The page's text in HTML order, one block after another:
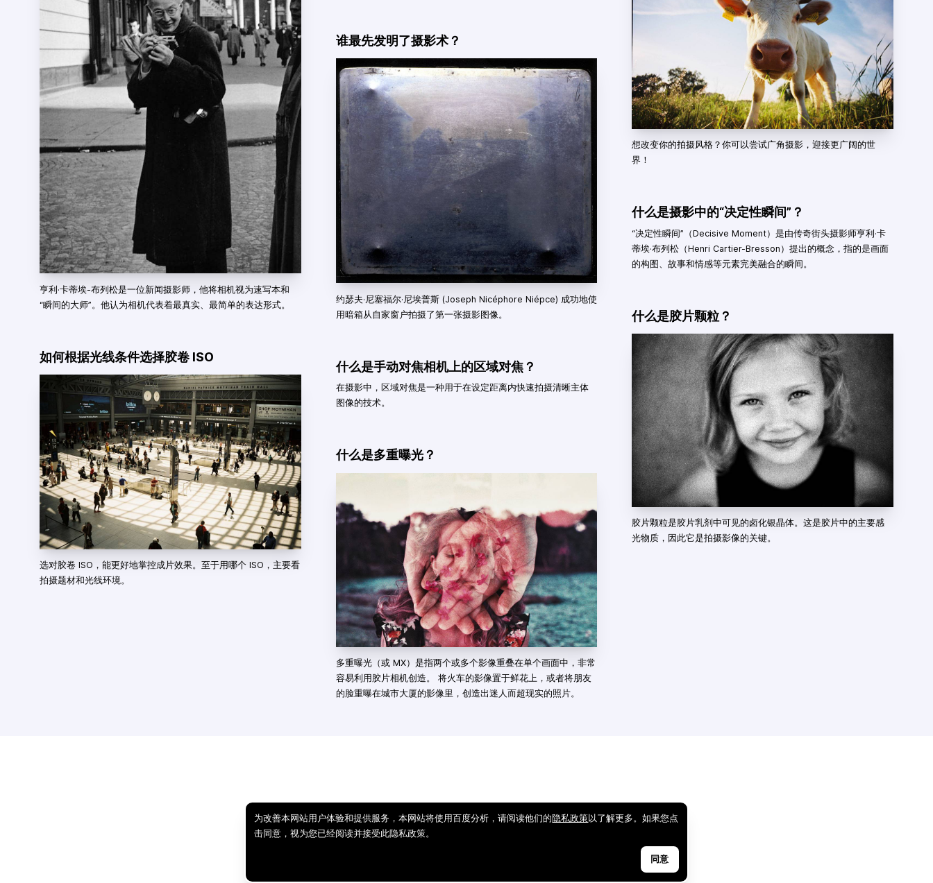
亨利·卡蒂埃-布列松是一位新闻摄影师，他将相机视为速写本和
“瞬间的大师”。他认为相机代表着最真实、最简单的表达形式。
想改变你的拍摄风格？你可以尝试广角摄影，迎接更广阔的世
界！
谁最先发明了摄影术？
约瑟夫·尼塞福尔·尼埃普斯 (Joseph Nicéphore Niépce) 成功地使
用暗箱从自家窗户拍摄了第一张摄影图像。
什么是摄影中的“决定性瞬间”？
“决定性瞬间”（Decisive Moment）是由传奇街头摄影师亨利·卡
蒂埃·布列松（Henri Cartier-Bresson）提出的概念，指的是画面
的构图、故事和情感等元素完美融合的瞬间。
什么是胶片颗粒？
胶片颗粒是胶片乳剂中可见的卤化银晶体。这是胶片中的主要感
光物质，因此它是拍摄影像的关键。
如何根据光线条件选择胶卷 ISO
选对胶卷 ISO，能更好地掌控成片效果。至于用哪个 ISO，主要看
拍摄题材和光线环境。
什么是手动对焦相机上的区域对焦？
在摄影中，区域对焦是一种用于在设定距离内快速拍摄清晰主体
图像的技术。
什么是多重曝光？
多重曝光（或 MX）是指两个或多个影像重叠在单个画面中，非常
容易利用胶片相机创造。 将火车的影像置于鲜花上，或者将朋友
的脸重曝在城市大厦的影像里，创造出迷人而超现实的照片。
为改善本网站用户体验和提供服务，本网站将使用百度分析，请阅读他们的隐私政策以了解更多。如果您点
击同意，视为您已经阅读并接受此隐私政策。
同意